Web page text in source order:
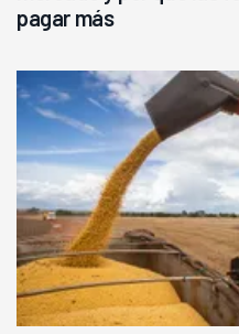
pagar más